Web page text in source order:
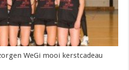
WeGi mooi kerstcadeau